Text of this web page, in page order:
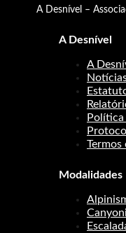
A Desnível –
A Desnível
A
Termos
Modalidades